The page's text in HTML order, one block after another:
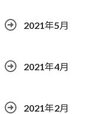
2021年5月
2021年4月
2021年2月